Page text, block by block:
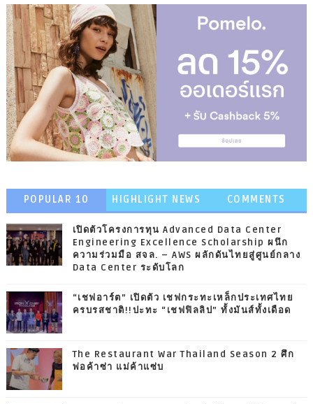
POPULAR 10 HIGHLIGHT NEWS COMMENTS
เปิดตัวโครงการทุน Advanced Data Center
Engineering Excellence Scholarship ผนึก
ความร่วมมือ สจล. – AWS ผลักดันไทยสู่ศูนย์กลาง
Data Center ระดับโลก
“เชฟอาร์ต” เปิดตัว เชฟกระทะเหล็กประเทศไทย
ครบรสชาติ!!ปะทะ “เชฟฟิลลิป” ทั้งมันส์ทั้งเดือด
The Restaurant War Thailand Season 2 ศึก
พ่อค้าซ่า แม่ค้าแซ่บ